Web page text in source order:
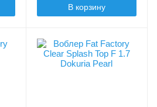
В корзину
Цвет приманки
Dokuria Pearl